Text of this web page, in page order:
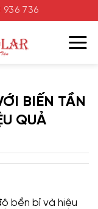
936 736
BIẾN TẦN
QUẢ
bền bỉ và hiệu